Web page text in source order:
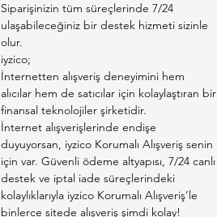
Siparişinizin tüm süreçlerinde 7/24
ulaşabileceğiniz bir destek hizmeti sizinle
olur.
iyzico;
İnternetten alışveriş deneyimini hem
alıcılar hem de satıcılar için kolaylaştıran bir
finansal teknolojiler şirketidir.
İnternet alışverişlerinde endişe
duyuyorsan, iyzico Korumalı Alışveriş senin
için var. Güvenli ödeme altyapısı, 7/24 canlı
destek ve iptal iade süreçlerindeki
kolaylıklarıyla iyzico Korumalı Alışveriş’le
binlerce sitede alışveriş şimdi kolay!